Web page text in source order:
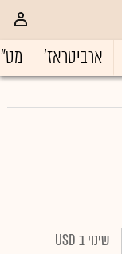
ארביטראז'
שינוי ב USD